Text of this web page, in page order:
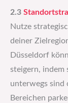
2.3
Nutze
deiner
Düsseldorf
steigern, indem
unterwegs sind
Bereichen